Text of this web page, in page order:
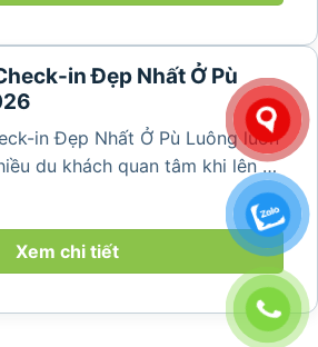
in Đẹp Nhất Ở Pù
in Đẹp Nhất Ở Pù Luông luôn
du khách quan tâm khi lên kế
đất thiên nhiên nổi tiếng
ruộng bậc thang trải dài, bản
Xem chi tiết